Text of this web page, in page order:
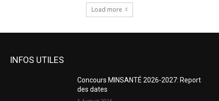
Load more
INFOS UTILES
Concours MINSANTÉ 2026-2027: Report
des dates